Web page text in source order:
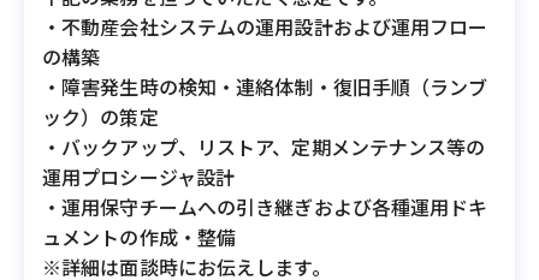
・不動産会社システムの運用設計および運用フロー
の構築
・障害発生時の検知・連絡体制・復旧手順（ランブ
ック）の策定
・バックアップ、リストア、定期メンテナンス等の
運用プロシージャ設計
・運用保守チームへの引き継ぎおよび各種運用ドキ
ュメントの作成・整備
※詳細は面談時にお伝えします。